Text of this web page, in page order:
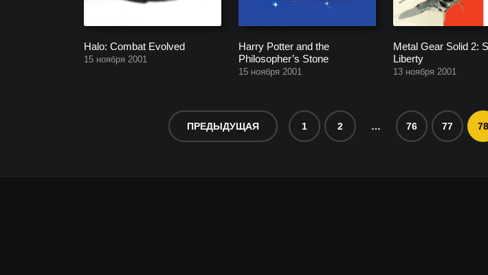
Halo: Combat Evolved
15 ноября 2001
Harry Potter and the
Philosopher’s Stone
15 ноября 2001
Metal Gear Solid 2:
Liberty
13 ноября 2001
ПРЕДЫДУЩАЯ 1 2 … 76 77 78